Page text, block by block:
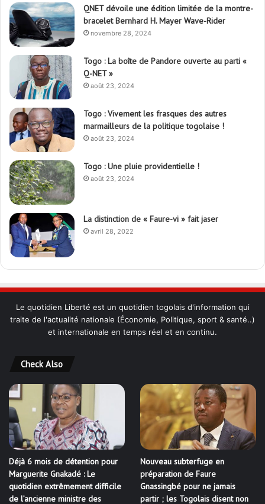
bracelet Bernhard H. Mayer Wave-Rider
novembre 28, 2024
Q-NET »
août 23, 2024
marmailleurs de la politique togolaise !
août 23, 2024
août 23, 2024
avril 28, 2022
Le quotidien Liberté est un quotidien togolais d'information qui
traite de l'actualité nationale (Économie, Politique, sport & santé..)
et internationale en temps réel et en continu.
Déjà 6 mois de détention pour
Marguerite Gnakadé : Le
quotidien extrêmement difficile
de l’ancienne ministre des
Armées
Nouveau subterfuge en
préparation de Faure
Gnassingbé pour ne jamais
partir ; les Togolais disent non
et sont vent debout